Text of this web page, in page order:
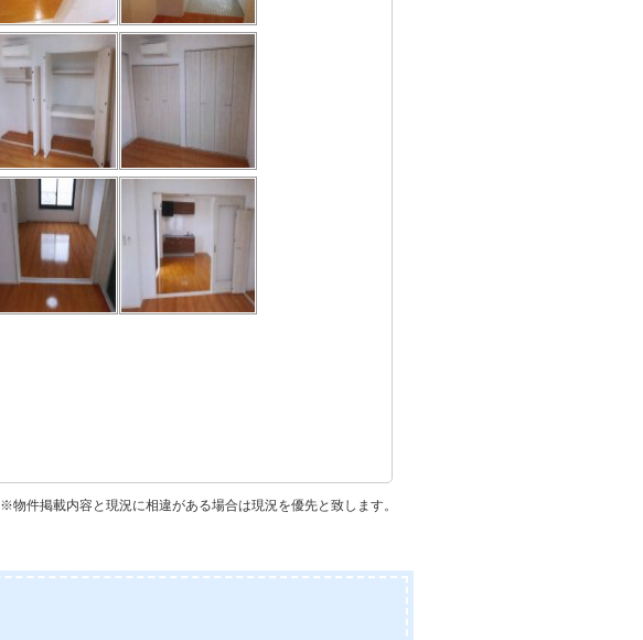
※物件掲載内容と現況に相違がある場合は現況を優先と致します。